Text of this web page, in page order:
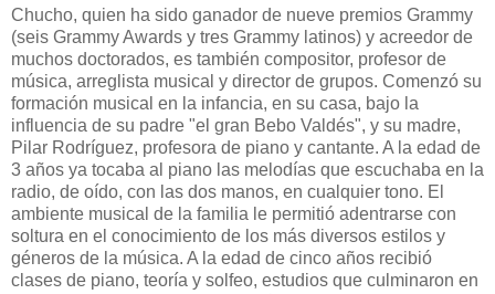
Chucho, quien ha sido ganador de nueve premios Grammy
(seis Grammy Awards y tres Grammy latinos) y acreedor de
muchos doctorados, es también compositor, profesor de
música, arreglista musical y director de grupos. Comenzó su
formación musical en la infancia, en su casa, bajo la
influencia de su padre "el gran Bebo Valdés", y su madre,
Pilar Rodríguez, profesora de piano y cantante. A la edad de
3 años ya tocaba al piano las melodías que escuchaba en la
radio, de oído, con las dos manos, en cualquier tono. El
ambiente musical de la familia le permitió adentrarse con
soltura en el conocimiento de los más diversos estilos y
géneros de la música. A la edad de cinco años recibió
clases de piano, teoría y solfeo, estudios que culminaron en